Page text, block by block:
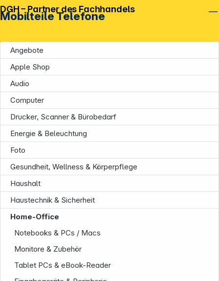
Mobilteile Telefone
Angebote
Apple Shop
Audio
Computer
Drucker, Scanner & Bürobedarf
Energie & Beleuchtung
Foto
Gesundheit, Wellness & Körperpflege
Haushalt
Haustechnik & Sicherheit
Home-Office
Notebooks & PCs / Macs
Monitore & Zubehör
Tablet PCs & eBook-Reader
DGH – Partner des Fachhandels